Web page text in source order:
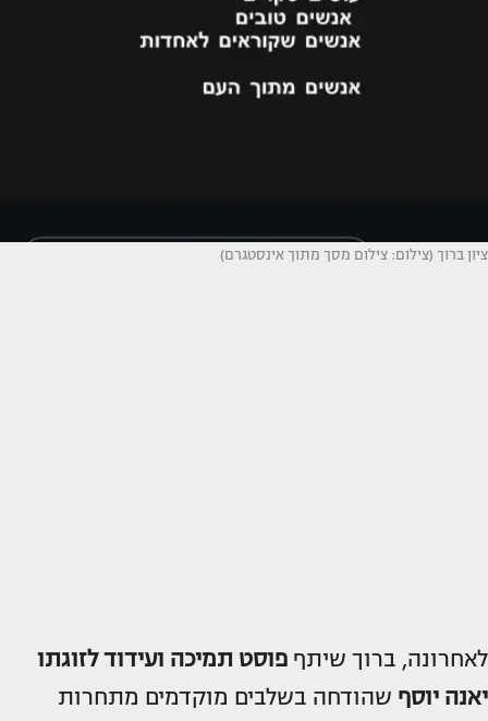
ציון ברוך (צילום: צילום מסך מתוך אינסטגרם)
לאחרונה, ברוך שיתף פוסט תמיכה ועידוד לזוגתו
יאנה יוסף שהודחה בשלבים מוקדמים מתחרות